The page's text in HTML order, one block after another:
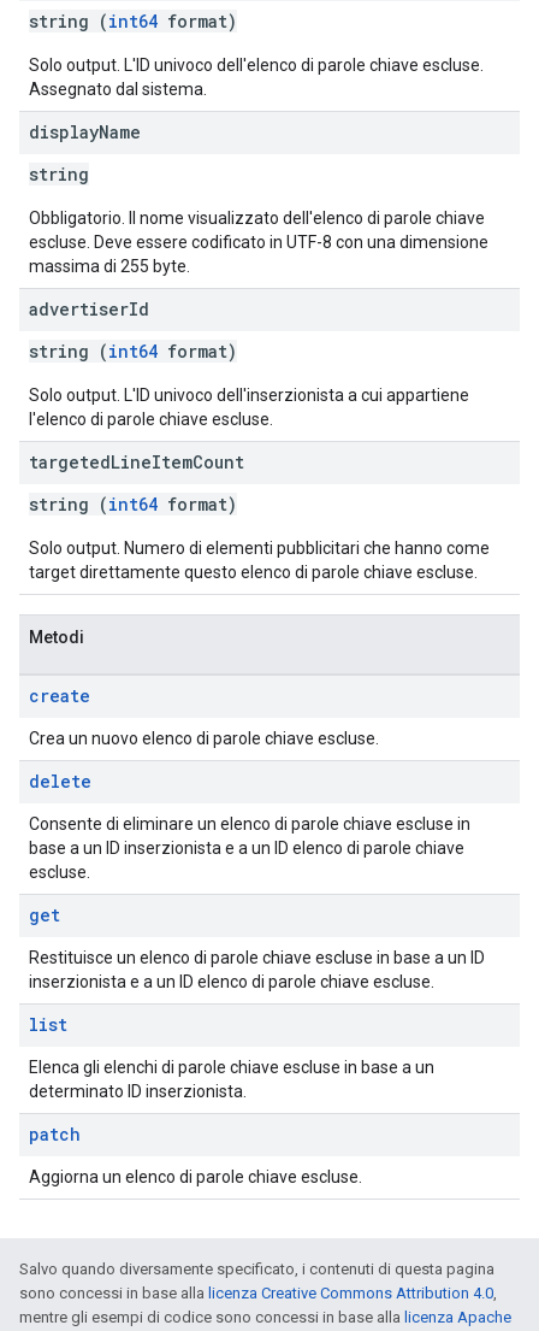
string (int64 format)
Solo output. L'ID univoco dell'elenco di parole chiave escluse.
Assegnato dal sistema.
displayName
string
Obbligatorio. Il nome visualizzato dell'elenco di parole chiave
escluse. Deve essere codificato in UTF-8 con una dimensione
massima di 255 byte.
advertiserId
string (int64 format)
Solo output. L'ID univoco dell'inserzionista a cui appartiene
l'elenco di parole chiave escluse.
targetedLineItemCount
string (int64 format)
Solo output. Numero di elementi pubblicitari che hanno come
target direttamente questo elenco di parole chiave escluse.
Metodi
create
Crea un nuovo elenco di parole chiave escluse.
delete
Consente di eliminare un elenco di parole chiave escluse in
base a un ID inserzionista e a un ID elenco di parole chiave
escluse.
get
Restituisce un elenco di parole chiave escluse in base a un ID
inserzionista e a un ID elenco di parole chiave escluse.
list
Elenca gli elenchi di parole chiave escluse in base a un
determinato ID inserzionista.
patch
Aggiorna un elenco di parole chiave escluse.
Salvo quando diversamente specificato, i contenuti di questa pagina
sono concessi in base alla licenza Creative Commons Attribution 4.0,
mentre gli esempi di codice sono concessi in base alla licenza Apache